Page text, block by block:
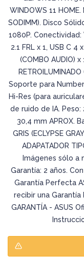
WINDOWS 11
SODIMM). Disco
1080P. Conectividad:
2.1 FRL x 1, USB C 4
(COMBO AUDIO) x
Soporte para
Hi-Res (para
de ruido de IA. Peso:
30,4 mm APROX.
GRIS (ECLYPSE
ADAPATADOR
Imágenes sólo a
Garantía: 2 años.
Garantía Perfecta
recibir una Garantía
GARANTÍA - ASUS